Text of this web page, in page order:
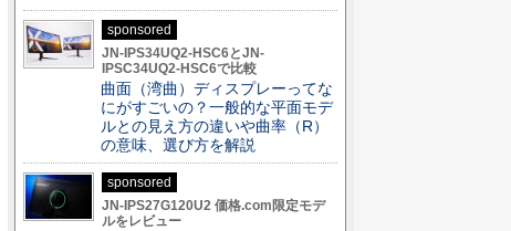
sponsored
JN-IPS34UQ2-HSC6とJN-
IPSC34UQ2-HSC6で比較
曲面（湾曲）ディスプレーってな
にがすごいの？一般的な平面モデ
ルとの見え方の違いや曲率（R）
の意味、選び方を解説
sponsored
JN-IPS27G120U2 価格.com限定モデ
ルをレビュー